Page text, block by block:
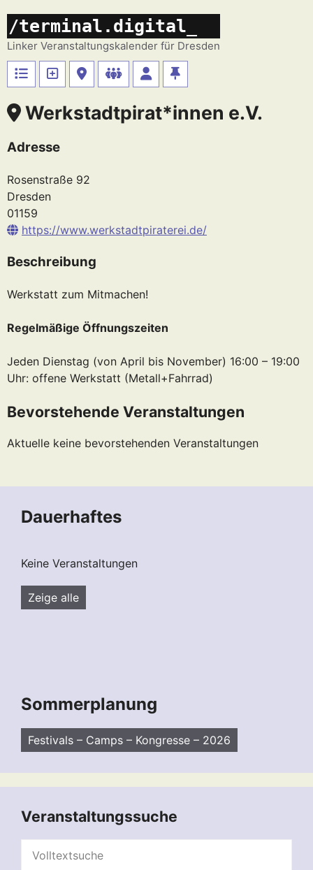
Inhalt
springen
/terminal.digital_
Linker Veranstaltungskalender für Dresden
Werkstadtpirat*innen e.V.
Adresse
Rosenstraße 92
Dresden
01159
https://www.werkstadtpiraterei.de/
Beschreibung
Werkstatt zum Mitmachen!
Regelmäßige Öffnungszeiten
Jeden Dienstag (von April bis November) 16:00 – 19:00
Uhr: offene Werkstatt (Metall+Fahrrad)
Bevorstehende Veranstaltungen
Aktuelle keine bevorstehenden Veranstaltungen
Dauerhaftes
Keine Veranstaltungen
Zeige alle
Sommerplanung
Festivals – Camps – Kongresse – 2026
Veranstaltungssuche